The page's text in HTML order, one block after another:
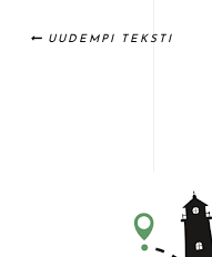
UUDEMPI TEKSTI